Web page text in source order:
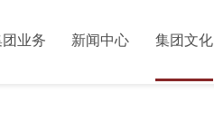
业务 新闻中心 集团文化